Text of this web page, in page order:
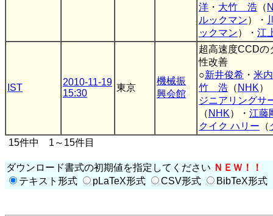
洋 ・ 大竹 浩 （
ルックマン）・
ックマン）・ 江
IST
2010-11-19
15:30
東京
機械振
興会館
超高速度CCDの
性改善
○新井俊希 ・ 米
竹 浩 （ NHK）
ジニアリングサ
（ NHK）・ 江藤
クイク ハリー （
15件中 1～15件目
ダウンロード書式の初期値を指定してください ＮＥＷ！！
テキスト形式
pLaTeX形式 CSV形式 BibTeX形式